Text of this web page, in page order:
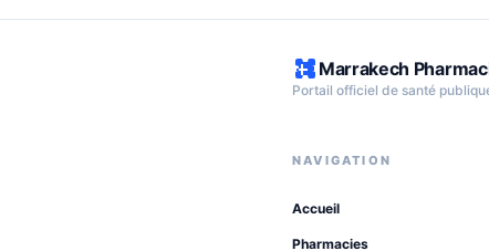
Marrakech
Portail officiel de santé
NAVIGATION
Accueil
Pharmacies